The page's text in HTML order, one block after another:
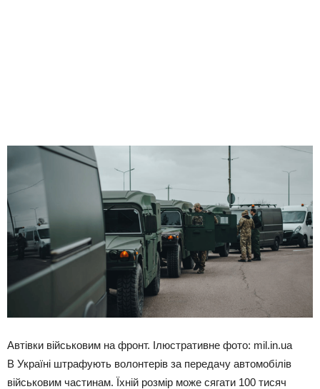
Автівки військовим на фронт. Ілюстративне фото: mil.in.ua
В Україні штрафують волонтерів за передачу автомобілів
військовим частинам. Їхній розмір може сягати 100 тисяч